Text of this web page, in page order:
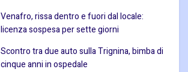
Venafro, rissa dentro e fuori dal locale:
licenza sospesa per sette giorni
Scontro tra due auto sulla Trignina, bimba di
cinque anni in ospedale